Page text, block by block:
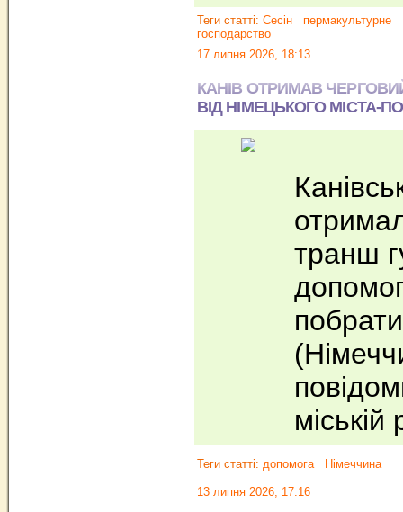
Теги статті: Сесін
пермакультурне
господарство
17 липня 2026, 18:13
КАНІВ ОТРИМАВ
ВІД НІМЕЦЬКОГО МІСТА-
транш
міській
Теги статті: допомога Німеччина
13 липня 2026, 17:16